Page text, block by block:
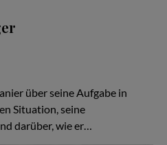
über seine Aufgabe in
Situation, seine
darüber, wie er…